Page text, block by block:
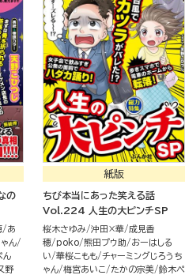
の
あ
ん
ん
野
紙版
ちび本当にあった笑える話
Vol.224 人生の大ピンチSP
桜木さゆみ 沖田×華 成見香
穂
poko 熊田プウ助
おーはしる
い
華桜こもも チャーミングじろうち
ゃん 梅宮あいこ たかの宗美 鈴木ぺ